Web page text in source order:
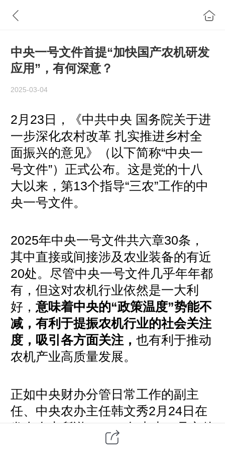
中央一号文件首提“加快国产农机研发
应用”，有何深意？
2025-03-04
2月23日，《中共中央 国务院关于进
一步深化农村改革 扎实推进乡村全
面振兴的意见》（以下简称“中央一
号文件”）正式公布。这是党的十八
大以来，第13个指导“三农”工作的中
央一号文件。
2025年中央一号文件共六章30条，
其中直接或间接涉及农业装备的有近
20处。尽管中央一号文件几乎年年都
有，但这对农机行业依然是一大利
好， 意味着中央的“政策温度”势能不
减，有利于提振农机行业的社会关注
度，吸引各方面关注， 也有利于推动
农机产业高质量发展。
正如中央财办分管日常工作的副主
任、中央农办主任韩文秀2月24日在
发布会上所说，2025年中央一号文件
充分体现了党中央对“三农”工作一